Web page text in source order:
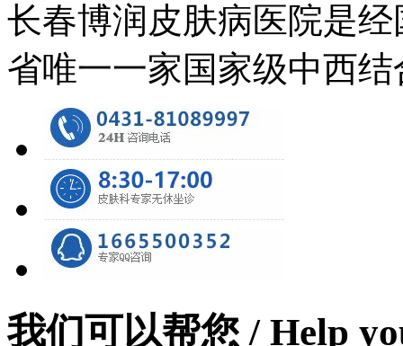
长春博润皮肤病医院是
省唯一一家国家级中西
我们可以帮您 / Help